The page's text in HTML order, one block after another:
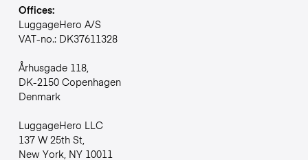
Offices:
LuggageHero A/S
VAT-no.: DK37611328
Århusgade 118,
DK-2150 Copenhagen
Denmark
LuggageHero LLC
137 W 25th St,
New York, NY 10011